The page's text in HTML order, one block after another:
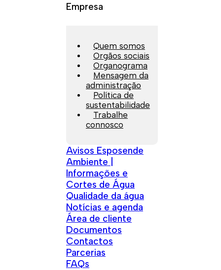
Empresa
Quem somos
Orgãos sociais
Organograma
Mensagem da
administração
Política de
sustentabilidade
Trabalhe
connosco
Avisos Esposende
Ambiente |
Informações e
Cortes de Água
Qualidade da água
Notícias e agenda
Área de cliente
Documentos
Contactos
Parcerias
FAQs